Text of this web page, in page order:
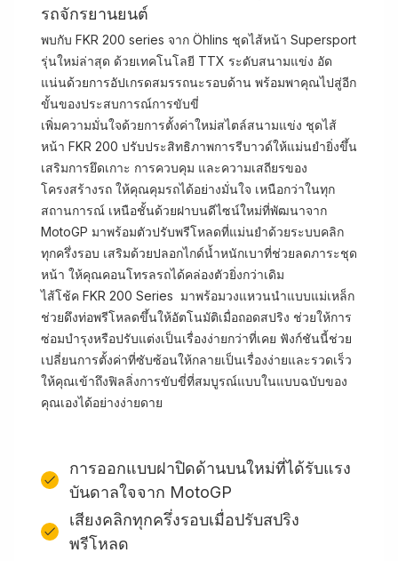
รถจักรยานยนต์
พบกับ FKR 200 series จาก Öhlins ชุดไส้หน้า Supersport
รุ่นใหม่ล่าสุด ด้วยเทคโนโลยี TTX ระดับสนามแข่ง อัด
แน่นด้วยการอัปเกรดสมรรถนะรอบด้าน พร้อมพาคุณไปสู่อีก
ขั้นของประสบการณ์การขับขี่
เพิ่มความมั่นใจด้วยการตั้งค่าใหม่สไตล์สนามแข่ง ชุดไส้
หน้า FKR 200 ปรับประสิทธิภาพการรีบาวด์ให้แม่นยำยิ่งขึ้น
เสริมการยึดเกาะ การควบคุม และความเสถียรของ
โครงสร้างรถ ให้คุณคุมรถได้อย่างมั่นใจ เหนือกว่าในทุก
สถานการณ์ เหนือชั้นด้วยฝาบนดีไซน์ใหม่ที่พัฒนาจาก
MotoGP มาพร้อมตัวปรับพรีโหลดที่แม่นยำด้วยระบบคลิก
ทุกครึ่งรอบ เสริมด้วยปลอกไกด์น้ำหนักเบาที่ช่วยลดภาระชุด
หน้า ให้คุณคอนโทรลรถได้คล่องตัวยิ่งกว่าเดิม
ไส้โช้ค FKR 200 Series มาพร้อมวงแหวนนำแบบแม่เหล็ก
ช่วยดึงท่อพรีโหลดขึ้นให้อัตโนมัติเมื่อถอดสปริง ช่วยให้การ
ซ่อมบำรุงหรือปรับแต่งเป็นเรื่องง่ายกว่าที่เคย ฟังก์ชันนี้ช่วย
เปลี่ยนการตั้งค่าที่ซับซ้อนให้กลายเป็นเรื่องง่ายและรวดเร็ว
ให้คุณเข้าถึงฟิลลิ่งการขับขี่ที่สมบูรณ์แบบในแบบฉบับของ
คุณเองได้อย่างง่ายดาย
การออกแบบฝาปิดด้านบนใหม่ที่ได้รับแรง
บันดาลใจจาก MotoGP
เสียงคลิกทุกครึ่งรอบเมื่อปรับสปริง
พรีโหลด